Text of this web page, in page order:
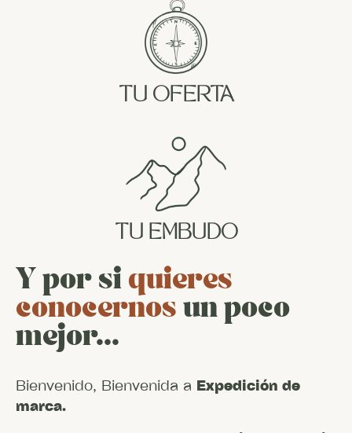
TU OFERTA
TU EMBUDO
Y por si quieres
conocernos un poco
mejor...
Bienvenido, Bienvenida a Expedición de
marca.